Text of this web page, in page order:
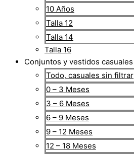
10 Años
Talla 12
Talla 14
Talla 16
Conjuntos y vestidos casuales
Todo, casuales sin filtrar
0 – 3 Meses
3 – 6 Meses
6 – 9 Meses
9 – 12 Meses
12 – 18 Meses